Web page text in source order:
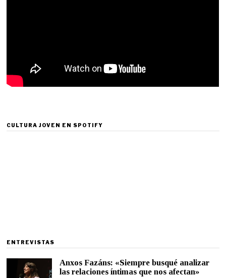
CULTURA JOVEN EN SPOTIFY
ENTREVISTAS
Anxos Fazáns: «Siempre busqué analizar
las relaciones íntimas que nos afectan»